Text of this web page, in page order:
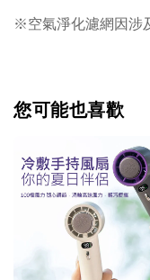
※空氣淨化濾網因涉
您可能也喜歡